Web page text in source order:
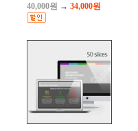
40,000원 → 34,000원